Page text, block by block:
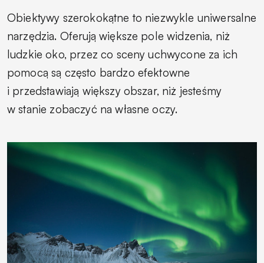
Obiektywy szerokokątne to niezwykle uniwersalne
narzędzia. Oferują większe pole widzenia, niż
ludzkie oko, przez co sceny uchwycone za ich
pomocą są często bardzo efektowne
i przedstawiają większy obszar, niż jesteśmy
w stanie zobaczyć na własne oczy.